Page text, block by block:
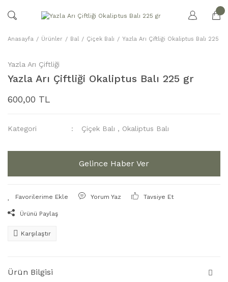
Anasayfa Ürünler Bal Çiçek Balı Yazla Arı Çiftliği Okaliptus Balı 225 gr
Yazla Arı Çiftliği
Yazla Arı Çiftliği Okaliptus Balı 225 gr
600,00 TL
Kategori Çiçek Balı , Okaliptus Balı
Gelince Haber Ver
Yorum Yaz Tavsiye Et
Ürünü Paylaş
Karşılaştır
Ürün Bilgisi